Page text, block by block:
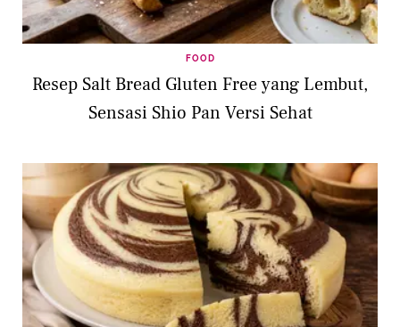
FOOD
Resep Salt Bread Gluten Free yang Lembut,
Sensasi Shio Pan Versi Sehat